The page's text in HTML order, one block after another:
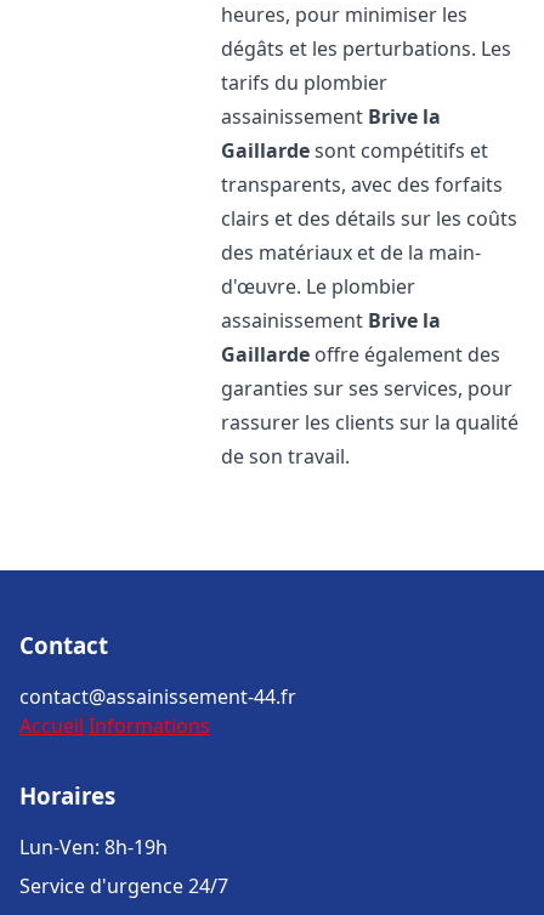
heures, pour minimiser les
dégâts et les perturbations. Les
tarifs du plombier
assainissement Brive la
Gaillardesont compétitifs et
transparents, avec des forfaits
clairs et des détails sur les coûts
des matériaux et de la main-
d'œuvre. Le plombier
assainissement Brive la
Gaillarde offre également des
garanties sur ses services, pour
rassurer les clients sur la qualité
de son travail.
Contact
contact@assainissement-44.fr
Accueil Informations
Horaires
Lun-Ven: 8h-19h
Service d'urgence 24/7